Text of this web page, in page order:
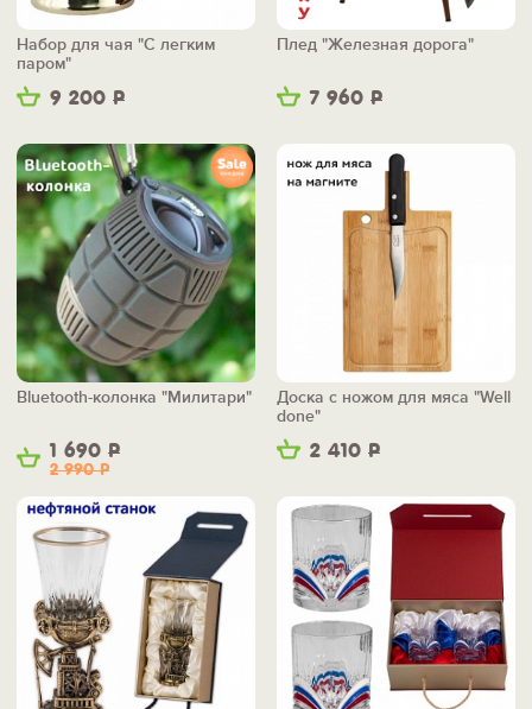
9 200 Р
Набор для чая "С легким
паром"
7 960 Р
Плед "Железная дорога"
1 690 Р
2 990Р
Bluetooth-колонка "Милитари"
2 410 Р
Доска с ножом для мяса "Well
done"